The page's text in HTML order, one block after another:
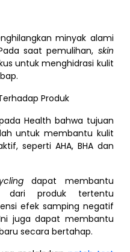
minyak alami
saat pemulihan, skin
untuk menghidrasi kulit
Produk
Health bahwa tujuan
untuk membantu kulit
seperti AHA, BHA dan
dapat membantu
dari produk tertentu
efek samping negatif
juga dapat membantu
secara bertahap.